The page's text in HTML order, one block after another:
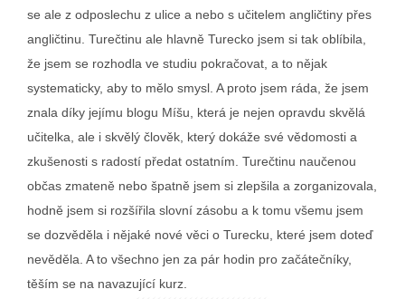
se ale z odposlechu z ulice a nebo s učitelem angličtiny přes
angličtinu. Turečtinu ale hlavně Turecko jsem si tak oblíbila,
že jsem se rozhodla ve studiu pokračovat, a to nějak
systematicky, aby to mělo smysl. A proto jsem ráda, že jsem
znala díky jejímu blogu Míšu, která je nejen opravdu skvělá
učitelka, ale i skvělý člověk, který dokáže své vědomosti a
zkušenosti s radostí předat ostatním. Turečtinu naučenou
občas zmateně nebo špatně jsem si zlepšila a zorganizovala,
hodně jsem si rozšířila slovní zásobu a k tomu všemu jsem
se dozvěděla i nějaké nové věci o Turecku, které jsem doteď
nevěděla. A to všechno jen za pár hodin pro začátečníky,
těším se na navazující kurz.